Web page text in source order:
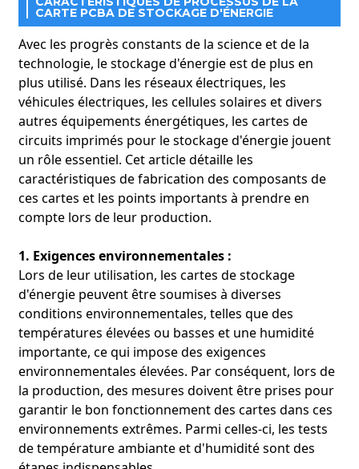
CARTE PCBA DE STOCKAGE D'ÉNERGIE
Avec les progrès constants de la science et de la
technologie, le stockage d'énergie est de plus en
plus utilisé. Dans les réseaux électriques, les
véhicules électriques, les cellules solaires et divers
autres équipements énergétiques, les cartes de
circuits imprimés pour le stockage d'énergie jouent
un rôle essentiel. Cet article détaille les
caractéristiques de fabrication des composants de
ces cartes et les points importants à prendre en
compte lors de leur production.
1. Exigences environnementales :
Lors de leur utilisation, les cartes de stockage
d'énergie peuvent être soumises à diverses
conditions environnementales, telles que des
températures élevées ou basses et une humidité
importante, ce qui impose des exigences
environnementales élevées. Par conséquent, lors de
la production, des mesures doivent être prises pour
garantir le bon fonctionnement des cartes dans ces
environnements extrêmes. Parmi celles-ci, les tests
de température ambiante et d'humidité sont des